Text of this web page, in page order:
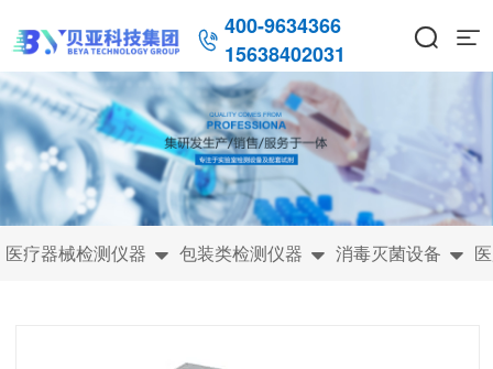
 400-9634366
15638402031
 
医疗器械检测仪器  包装类检测仪器  消毒灭菌设备 